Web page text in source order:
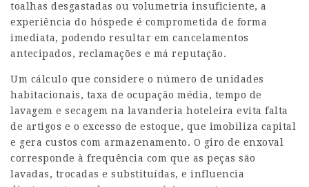
toalhas desgastadas ou volumetria insuficiente, a
experiência do hóspede é comprometida de forma
imediata, podendo resultar em cancelamentos
antecipados, reclamações e má reputação.
Um cálculo que considere o número de unidades
habitacionais, taxa de ocupação média, tempo de
lavagem e secagem na lavanderia hoteleira evita falta
de artigos e o excesso de estoque, que imobiliza capital
e gera custos com armazenamento. O giro de enxoval
corresponde à frequência com que as peças são
lavadas, trocadas e substituídas, e influencia